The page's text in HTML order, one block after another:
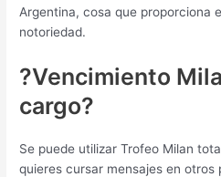
Argentina, cosa que proporciona
notoriedad.
?Vencimiento
cargo?
Se puede utilizar Trofeo Milan
quieres cursar mensajes en otros